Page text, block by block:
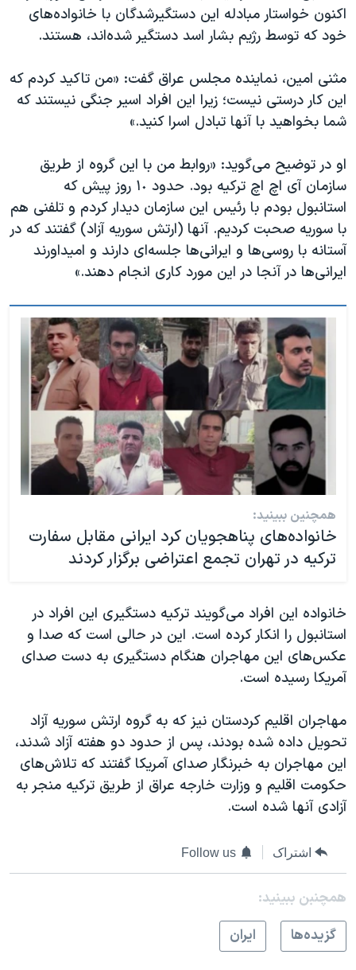
اکنون خواستار مبادله این دستگیرشدگان با خانوادە‌های
خود کە توسط رژیم بشار اسد دستگیر شدەاند، هستند.
مثنی امین، نمایندە مجلس عراق گفت: «من تاکید کردم کە
این کار درستی نیست؛ زیرا این افراد اسیر جنگی نیستند کە
شما بخواهید با آنها تبادل اسرا کنید.»
او در توضیح می‌گوید: «روابط من با این گروە از طریق
سازمان آی اچ اچ ترکیە بود. حدود ١٠ روز پیش کە
استانبول بودم با رئیس این سازمان دیدار کردم و تلفنی هم
با سوریە صحبت کردیم. آنها (ارتش سوریە آزاد) گفتند کە در
آستانە با روسی‌ها و ایرانی‌ها جلسەای دارند و امیداورند
ایرانی‌ها در آنجا در این مورد کاری انجام دهند.»
همچنین ببینید:
خانواده‌های پناهجویان کرد ایرانی مقابل سفارت
ترکیه در تهران تجمع اعتراضی برگزار کردند
خانوادە این افراد می‌گویند ترکیە دستگیری این افراد در
استانبول را انکار کرده است. این در حالی است کە صدا و
عکس‌های این مهاجران هنگام دستگیری بە دست صدای
آمریکا رسیدە است.
مهاجران اقلیم کردستان نیز کە بە گروە ارتش سوریە آزاد
تحویل دادە شدە بودند، پس از حدود دو هفتە آزاد شدند،
این مهاجران بە خبرنگار صدای آمریکا گفتند کە تلاش‌های
حکومت اقلیم و وزارت خارجە عراق از طریق ترکیە منجر بە
آزادی آنها شده است.
اشتراک Follow us
همچنبن ببینید:
گزيده‌ها
ايران